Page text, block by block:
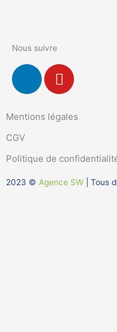
Nous suivre
L
k
i
n
-
Y
o
t
e
Mentions légales
CGV
Politique de
2023 © Agence SW | Tous